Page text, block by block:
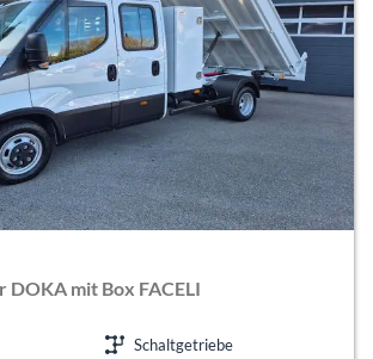
DOKA mit Box FACELI
Schaltgetriebe